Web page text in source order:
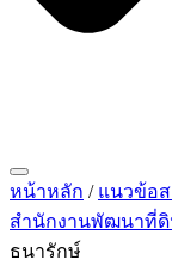
หน้าหลัก / แนวข้อ
สำนักงานพัฒนาที่ดิ
ธนารักษ์